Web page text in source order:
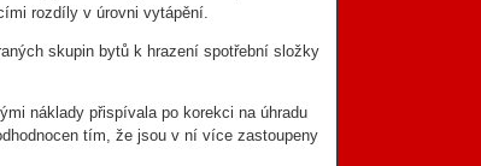
rozdíly v úrovni vytápění.
skupin bytů k hrazení spotřební složky
náklady přispívala po korekci na úhradu
tím, že jsou v ní více zastoupeny